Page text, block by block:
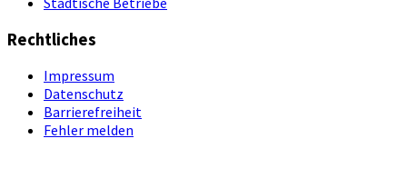
Rechtliches
Impressum
Datenschutz
Barrierefreiheit
Fehler melden